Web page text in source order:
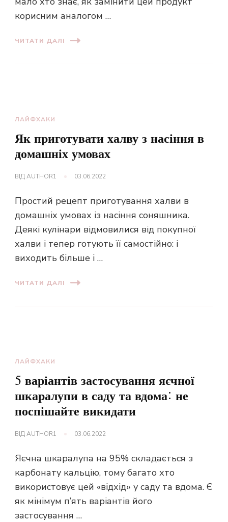
корисним аналогом …
ЧИТАТИ ДАЛІ
ЛАЙФХАКИ
Як приготувати халву з насіння в
домашніх умовах
ВІДAUTHOR1 03.06.2022
Простий рецепт приготування халви в
домашніх умовах із насіння соняшника.
Деякі кулінари відмовилися від покупної
халви і тепер готують її самостійно: і
виходить більше і …
ЧИТАТИ ДАЛІ
ЛАЙФХАКИ
5 варіантів застосування яєчної
шкаралупи в саду та вдома: не
поспішайте викидати
ВІДAUTHOR1 03.06.2022
Яєчна шкаралупа на 95% складається з
карбонату кальцію, тому багато хто
використовує цей «відхід» у саду та вдома. Є
як мінімум п’ять варіантів його
застосування …